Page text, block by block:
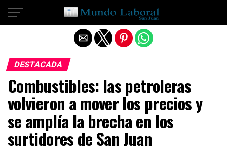
DESTACADA
Combustibles: las petroleras
volvieron a mover los precios y
se amplía la brecha en los
surtidores de San Juan
Salir de la versión móvil